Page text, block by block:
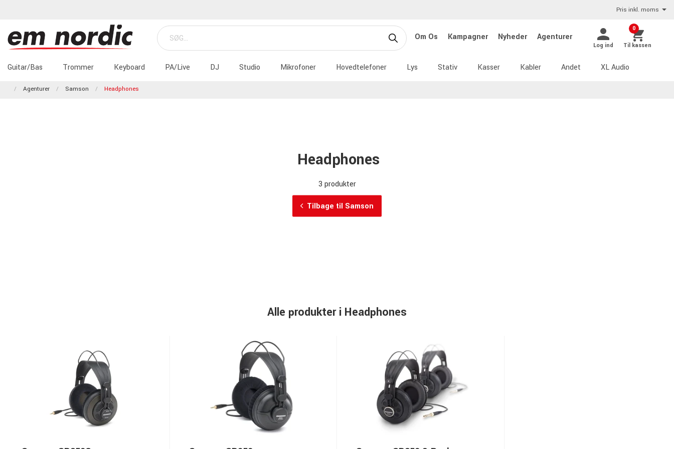
Pris inkl. moms
Om Os Kampagner Nyheder Agenturer
Log ind
0
Til kassen
Guitar/Bas Trommer Keyboard PA/Live DJ Studio Mikrofoner Hovedtelefoner Lys Stativ Kasser Kabler Andet XL Audio
Agenturer Samson Headphones
Headphones
3 produkter
Tilbage til Samson
Alle produkter i Headphones